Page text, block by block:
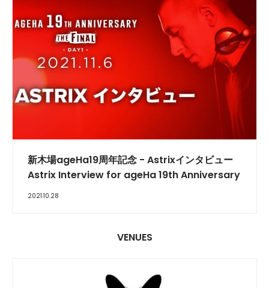
新木場ageHa19周年記念 - Astrixインタビュー
Astrix Interview for ageHa 19th Anniversary
2021.10.28
VENUES